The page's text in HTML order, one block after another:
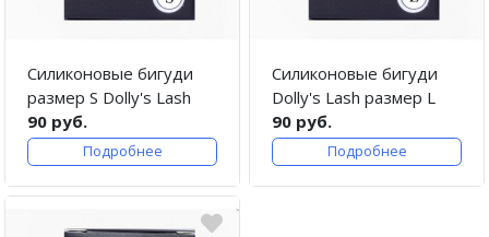
Силиконовые бигуди
размер S Dolly's Lash
90 руб.
Подробнее
Силиконовые бигуди
Dolly's Lash размер L
90 руб.
Подробнее